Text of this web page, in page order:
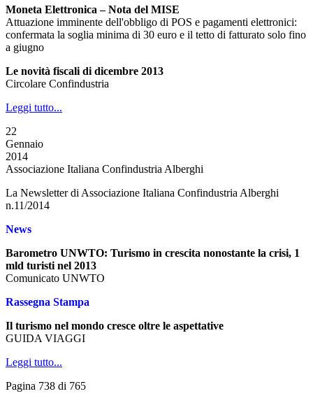
Moneta Elettronica – Nota del MISE
Attuazione imminente dell'obbligo di POS e pagamenti elettronici:
confermata la soglia minima di 30 euro e il tetto di fatturato solo fino
a giugno
Le novità fiscali di dicembre 2013
Circolare Confindustria
Leggi tutto...
22
Gennaio
2014
Associazione Italiana Confindustria Alberghi
La Newsletter di Associazione Italiana Confindustria Alberghi
n.11/2014
News
Barometro UNWTO: Turismo in crescita nonostante la crisi, 1
mld turisti nel 2013
Comunicato UNWTO
Rassegna Stampa
Il turismo nel mondo cresce oltre le aspettative
GUIDA VIAGGI
Leggi tutto...
Pagina 738 di 765